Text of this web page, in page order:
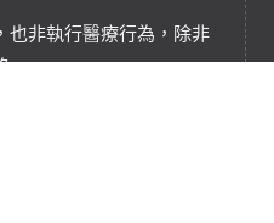
也非執行醫療行為，除非
。